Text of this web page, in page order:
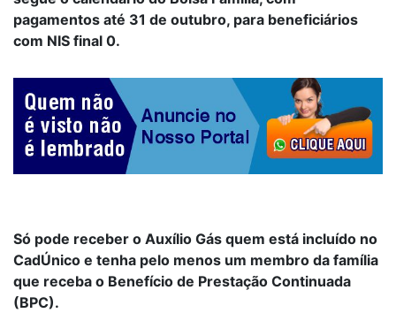
pagamentos até 31 de outubro, para beneficiários
com NIS final 0.
Só pode receber o Auxílio Gás quem está incluído no
CadÚnico e tenha pelo menos um membro da família
que receba o Benefício de Prestação Continuada
(BPC).